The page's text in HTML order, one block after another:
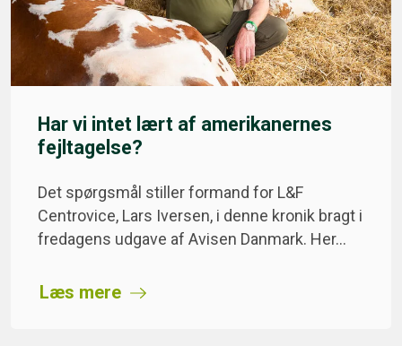
Har vi intet lært af amerikanernes
fejltagelse?
Det spørgsmål stiller formand for L&F
Centrovice, Lars Iversen, i denne kronik bragt i
fredagens udgave af Avisen Danmark. Her…
Læs mere